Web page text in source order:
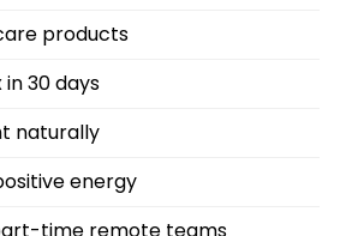
products
in 30 days
naturally
energy